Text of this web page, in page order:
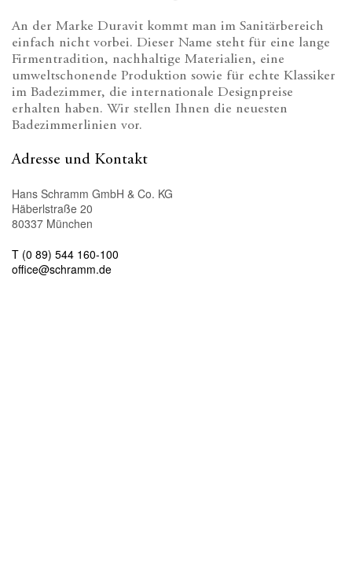
An der Marke Duravit kommt man im Sanitärbereich
einfach nicht vorbei. Dieser Name steht für eine lange
Firmentradition, nachhaltige Materialien, eine
umweltschonende Produktion sowie für echte Klassiker
im Badezimmer, die internationale Designpreise
erhalten haben. Wir stellen Ihnen die neuesten
Badezimmerlinien vor.
Adresse und Kontakt
Hans Schramm GmbH & Co. KG
Häberlstraße 20
80337 München
T (0 89) 544 160-100
office@schramm.de